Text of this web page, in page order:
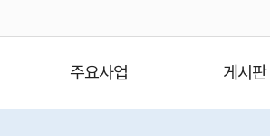
주요사업 게시판